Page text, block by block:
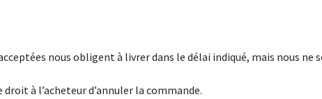
nous obligent à livrer dans le délai indiqué, mais nous ne
à l’acheteur d’annuler la commande.